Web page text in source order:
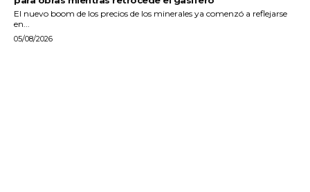
El nuevo boom de los precios de los minerales ya comenzó a reflejarse
en...
05/08/2026